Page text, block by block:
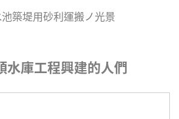
築堤用砂利運搬ノ光景
水庫工程興建的人們